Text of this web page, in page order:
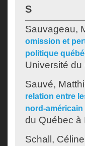
S
Sauvageau,
omission et
politique
Université
Sauvé,
relation entre
nord-américain
du Québec à
Schall, Céline